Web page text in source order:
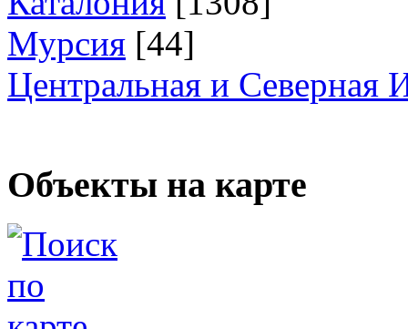
Мурсия [44]
Центральная и Северная
Объекты на карте